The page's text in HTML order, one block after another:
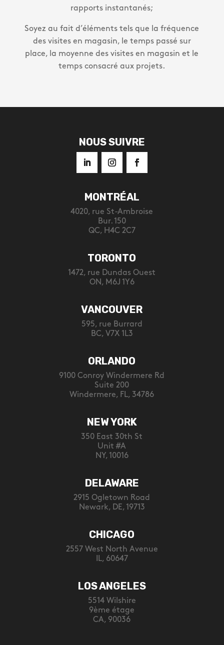
rapports instantanés;
Soyez au fait d’éléments tels que la fréquence
des visites en magasin, le temps passé sur
place, la moyenne des visites en magasin et le
temps consacré aux projets.
NOUS SUIVRE
MONTRÉAL
4020, rue St-Ambroise
Bur. 150
QC, H4C 2C7
TORONTO
1472, rue Dundas Ouest
ON, M6J 1Y6
VANCOUVER
595, rue Burrard
BC, V7X 1L3
ORLANDO
9100 Conroy Windermere Rd
Suite 200
Windermere, FL, 34786
NEW YORK
350 East 30th St
Unit #A
NY, 10016
DELAWARE
2915 Ogletown Road
Newark, DE, 19713
CHICAGO
2557 West North Avenue
IL, 60647
LOS ANGELES
5514 Wilshire
9ème étage
CA, 90036